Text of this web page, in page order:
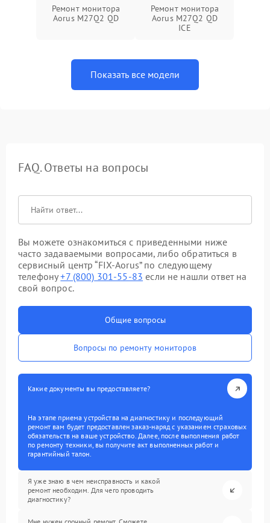
Ремонт монитора
Aorus M27Q2 QD
Ремонт монитора
Aorus M27Q2 QD
ICE
Показать все модели
FAQ. Ответы на вопросы
Вы можете ознакомиться с приведенными ниже
часто задаваемыми вопросами, либо обратиться в
сервисный центр “FIX-Aorus” по следующему
телефону+7 (800) 301-55-83 если не нашли ответ на
свой вопрос.
Общие вопросы
Вопросы по ремонту мониторов
Какие документы вы предоставляете?
На этапе приема устройства на диагностику и последующий
ремонт вам будет предоставлен заказ-наряд с указанием страховых
обязательств на ваше устройство. Далее, после выполнения работ
по ремонту техники, вы получите акт выполненных работ и
гарантийный талон.
Я уже знаю в чем неисправность и какой
ремонт необходим. Для чего проводить
диагностику?